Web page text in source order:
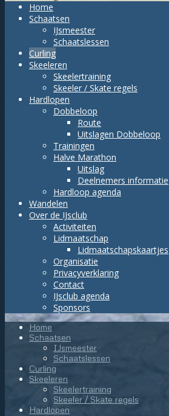
Home
Schaatsen
IJsmeester
Schaatslessen
Curling
Skeeleren
Skeelertraining
Skeeler / Skate regels
Hardlopen
Dobbeloop
Route
Uitslagen Dobbeloop
Trainingen
Halve Marathon
Uitslag
Deelnemers informatie
Hardloop agenda
Wandelen
Over de IJsclub
Activiteiten
Lidmaatschap
Lidmaatschapskaartjes
Organisatie
Privacyverklaring
Contact
IJsclub agenda
Sponsors
Home
Schaatsen
IJsmeester
Schaatslessen
Curling
Skeeleren
Skeelertraining
Skeeler / Skate regels
Hardlopen